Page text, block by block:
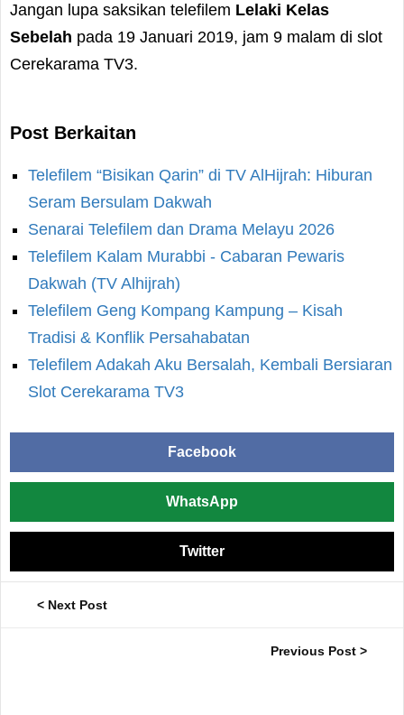
Jangan lupa saksikan telefilem Lelaki Kelas
Sebelah pada 19 Januari 2019, jam 9 malam di slot
Cerekarama TV3.
Post Berkaitan
Telefilem “Bisikan Qarin” di TV AlHijrah: Hiburan
Seram Bersulam Dakwah
Senarai Telefilem dan Drama Melayu 2026
Telefilem Kalam Murabbi - Cabaran Pewaris
Dakwah (TV Alhijrah)
Telefilem Geng Kompang Kampung – Kisah
Tradisi & Konflik Persahabatan
Telefilem Adakah Aku Bersalah, Kembali Bersiaran
Slot Cerekarama TV3
Facebook
WhatsApp
Twitter
< Next Post
Previous Post >